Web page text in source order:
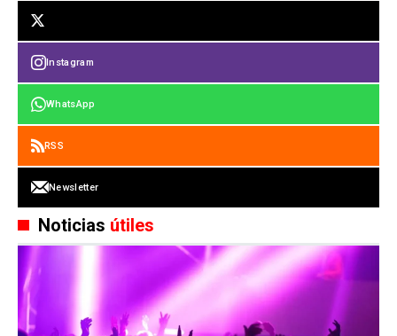
Instagram
WhatsApp
RSS
Newsletter
Noticias útiles